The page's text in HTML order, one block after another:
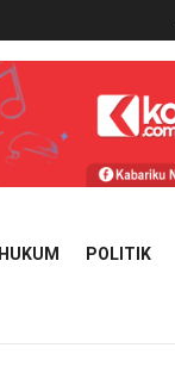
HUKUM POLITIK